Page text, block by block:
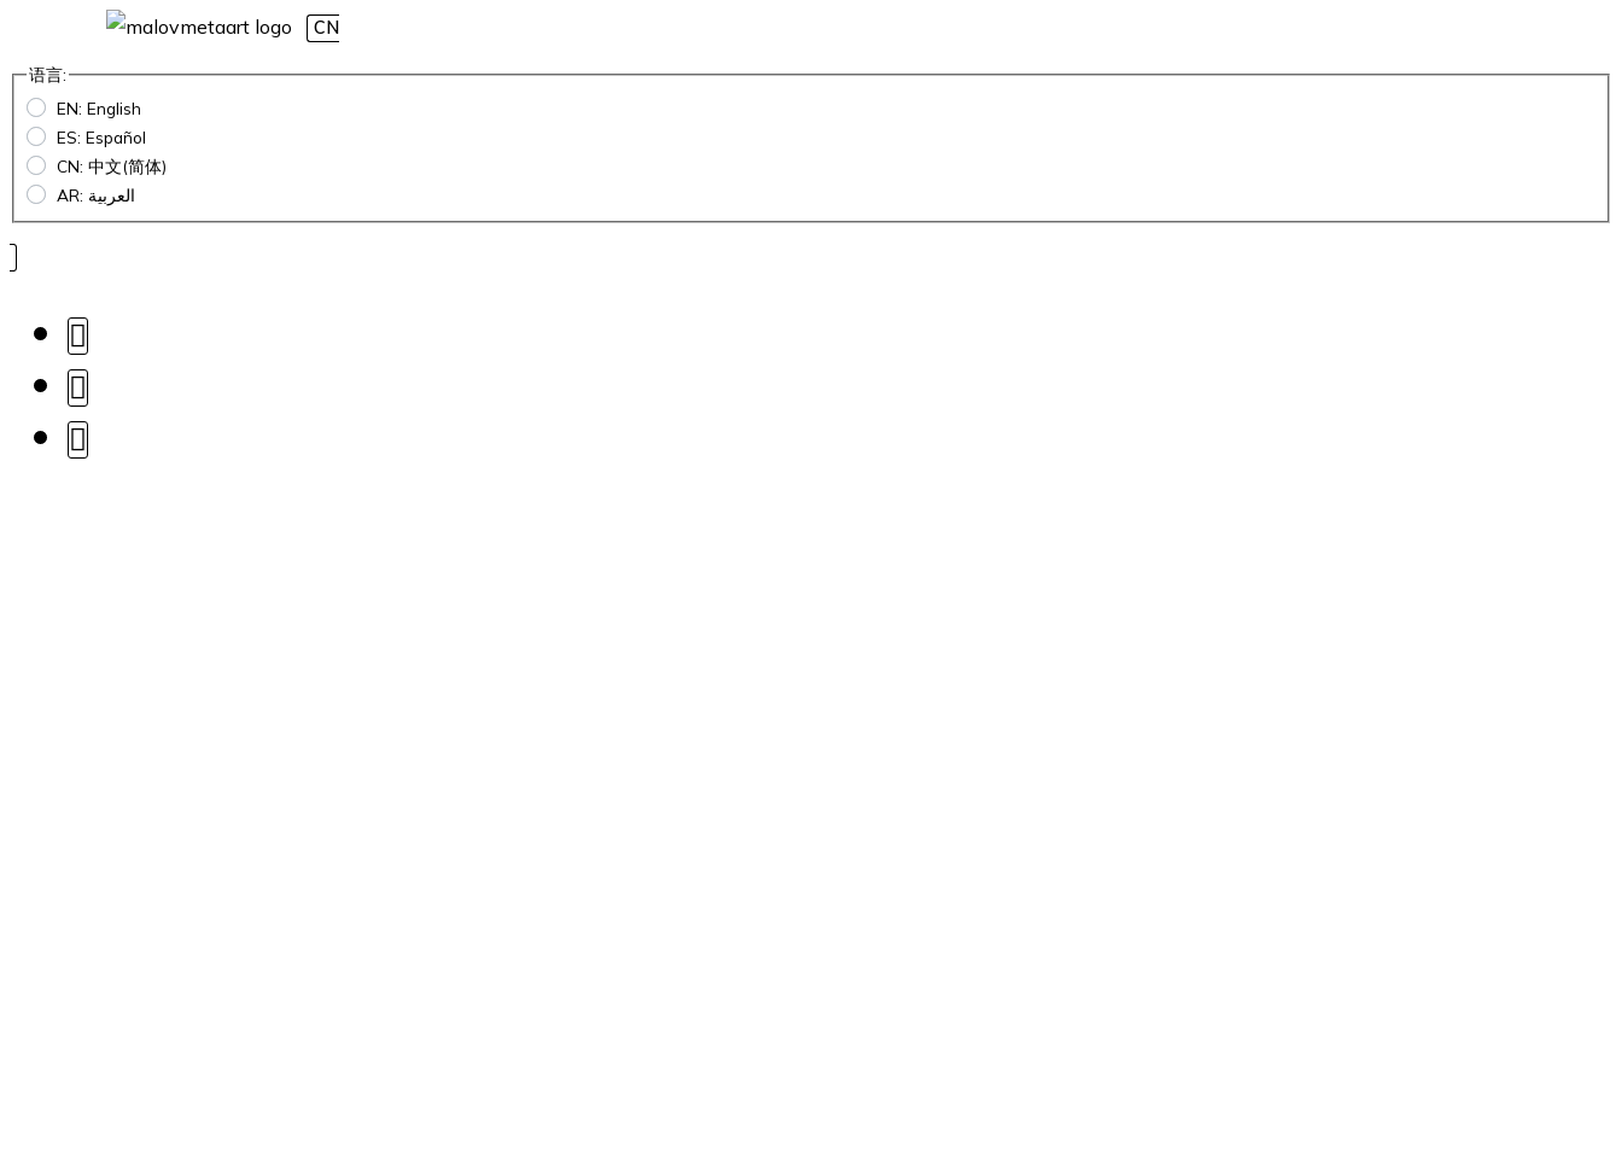
CN
语言:
EN: English
ES: Español
CN: 中文(简体)
AR: العربية